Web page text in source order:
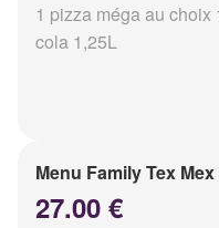
1 pizza méga au
cola 1,25L
Menu Family Tex Mex
27.00 €